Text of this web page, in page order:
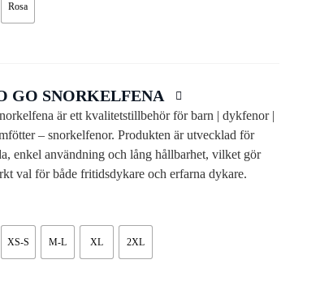
Rosa
GO SNORKELFENA
är ett kvalitetstillbehör för barn | dykfenor |
– snorkelfenor. Produkten är utvecklad för
enkel användning och lång hållbarhet, vilket gör
val för både fritidsdykare och erfarna dykare.
XS-S M-L XL 2XL